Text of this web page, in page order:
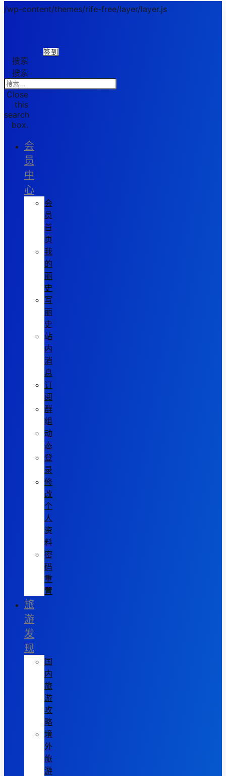
/wp-content/themes/rife-free/layer/layer.js
签到
搜索
搜索
Close
this
search
box.
会
员
中
心
会
员
首
页
我
的
丽
史
写
丽
史
站
内
消
息
订
阅
群
组
动
态
登
录
修
改
个
人
资
料
密
码
重
置
旅
游
发
现
国
内
旅
游
攻
略
境
外
旅
游